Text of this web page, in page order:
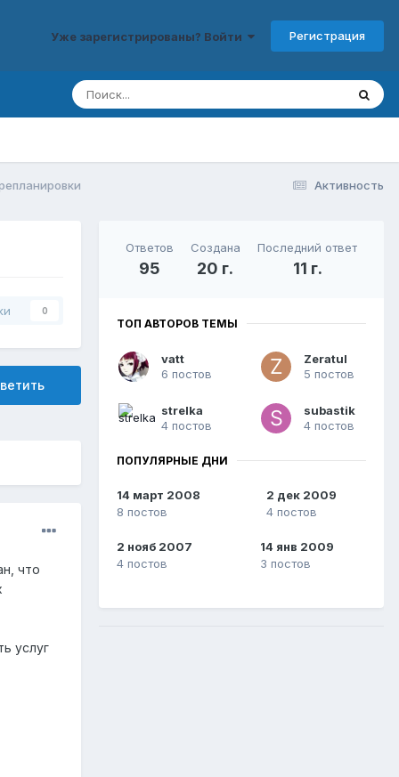
Уже зарегистрированы? Войти Регистрация
Активность
0
что
услуг
Ответов
95
Создана
20 г.
Последний ответ
11 г.
ТОП АВТОРОВ ТЕМЫ
vatt
6 постов
Zeratul
5 постов
strelka
4 постов
subastik
4 постов
ПОПУЛЯРНЫЕ ДНИ
14 март 2008
8 постов
2 дек 2009
4 постов
2 нояб 2007
4 постов
14 янв 2009
3 постов